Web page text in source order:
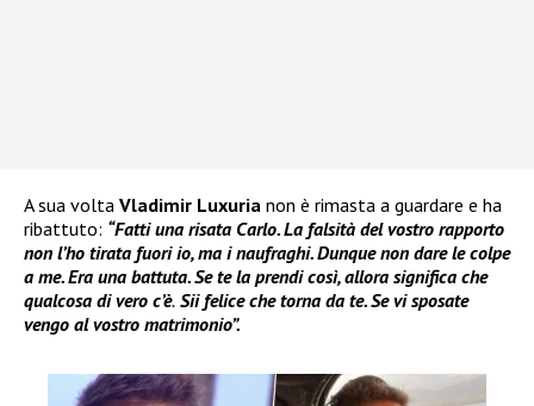
A sua volta Vladimir Luxuria non è rimasta a guardare e ha
ribattuto: “Fatti una risata Carlo. La falsità del vostro rapporto
non l’ho tirata fuori io, ma i naufraghi. Dunque non dare le colpe
a me. Era una battuta. Se te la prendi così, allora significa che
qualcosa di vero c’è. Sii felice che torna da te. Se vi sposate
vengo al vostro matrimonio”.